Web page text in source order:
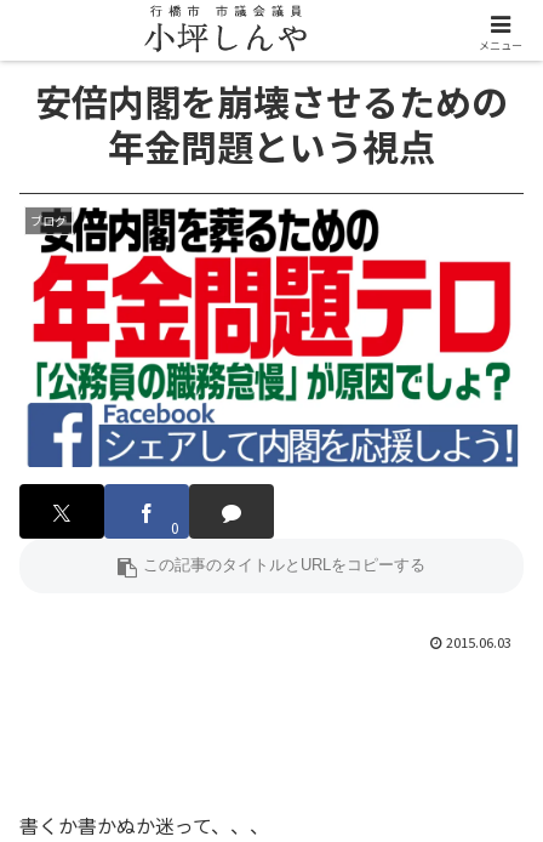
安倍内閣を崩壊させるための
年金問題という視点
ブログ
0
2015.06.03
書くか書かぬか迷って、、、
メニュー